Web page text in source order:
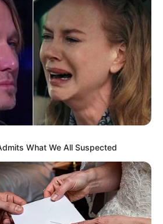
What We All Suspected